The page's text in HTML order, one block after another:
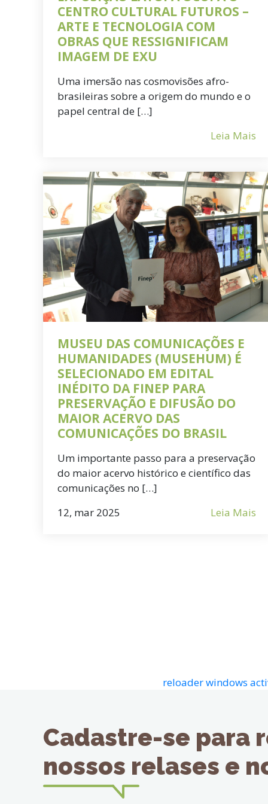
CENTRO CULTURAL FUTUROS –
ARTE E TECNOLOGIA COM
OBRAS QUE RESSIGNIFICAM
IMAGEM DE EXU
Uma imersão nas cosmovisões afro-
brasileiras sobre a origem do mundo e o
papel central de […]
Leia Mais
MUSEU DAS COMUNICAÇÕES E
HUMANIDADES (MUSEHUM) É
SELECIONADO EM EDITAL
INÉDITO DA FINEP PARA
PRESERVAÇÃO E DIFUSÃO DO
MAIOR ACERVO DAS
COMUNICAÇÕES DO BRASIL
Um importante passo para a preservação
do maior acervo histórico e científico das
comunicações no […]
12, mar 2025
Leia Mais
reloader windows
Cadastre-se para
nossos relases e